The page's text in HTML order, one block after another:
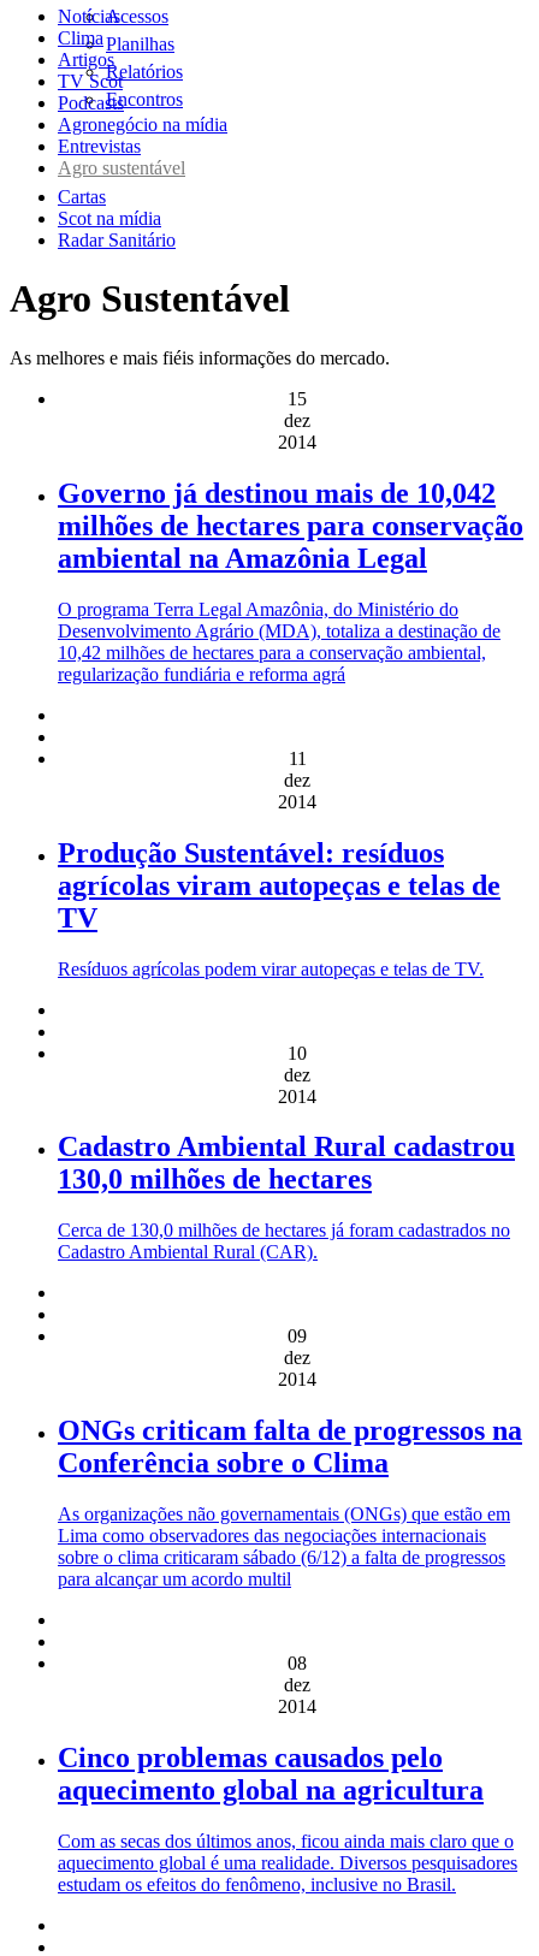
Acessos
Planilhas
Relatórios
Encontros
Notícias
Clima
Artigos
TV Scot
Podcasts
Agronegócio na mídia
Entrevistas
Agro sustentável
Cartas
Scot na mídia
Radar Sanitário
Agro Sustentável
As melhores e mais fiéis informações do mercado.
15
dez
2014
Governo já destinou mais de 10,042
milhões de hectares para conservação
ambiental na Amazônia Legal
O programa Terra Legal Amazônia, do Ministério do
Desenvolvimento Agrário (MDA), totaliza a destinação de
10,42 milhões de hectares para a conservação ambiental,
regularização fundiária e reforma agrá
11
dez
2014
Produção Sustentável: resíduos
agrícolas viram autopeças e telas de
TV
Resíduos agrícolas podem virar autopeças e telas de TV.
10
dez
2014
Cadastro Ambiental Rural cadastrou
130,0 milhões de hectares
Cerca de 130,0 milhões de hectares já foram cadastrados no
Cadastro Ambiental Rural (CAR).
09
dez
2014
ONGs criticam falta de progressos na
Conferência sobre o Clima
As organizações não governamentais (ONGs) que estão em
Lima como observadores das negociações internacionais
sobre o clima criticaram sábado (6/12) a falta de progressos
para alcançar um acordo multil
08
dez
2014
Cinco problemas causados pelo
aquecimento global na agricultura
Com as secas dos últimos anos, ficou ainda mais claro que o
aquecimento global é uma realidade. Diversos pesquisadores
estudam os efeitos do fenômeno, inclusive no Brasil.